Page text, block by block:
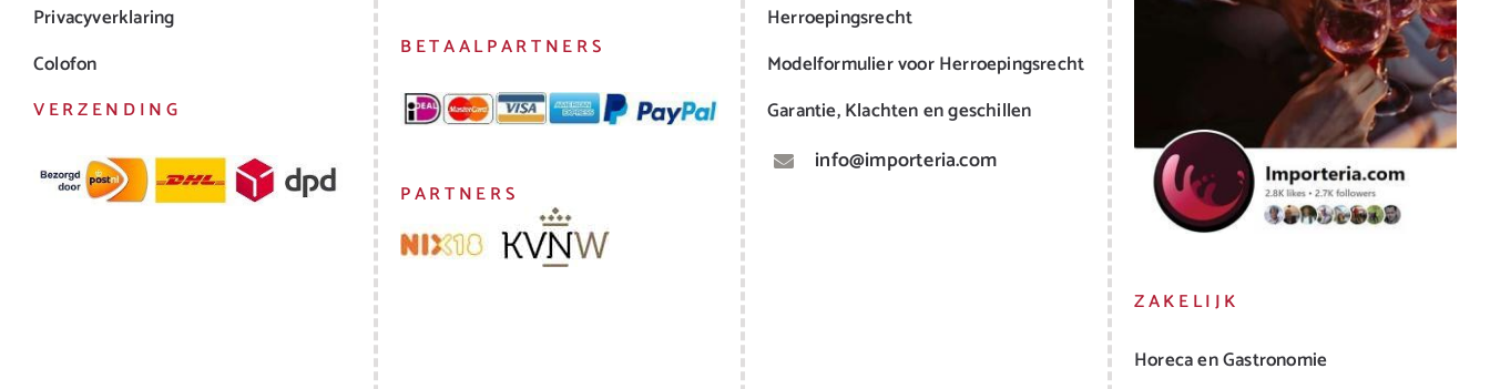
Privacyverklaring
Colofon
VERZENDING
BETAALPARTNERS
PARTNERS
Herroepingsrecht
Modelformulier voor Herroepingsrecht
Garantie, Klachten en geschillen
info@importeria.com
ZAKELIJK
Horeca en Gastronomie